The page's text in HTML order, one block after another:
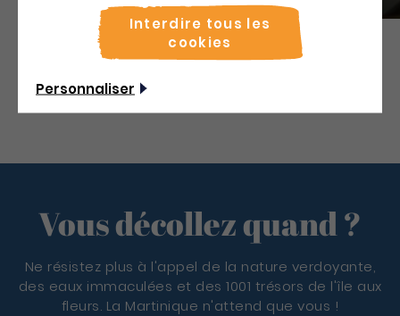
Découvrir
Vous décollez quand ?
Ne résistez plus à l'appel de la nature verdoyante,
des eaux immaculées et des 1001 trésors de l'île aux
fleurs. La Martinique n'attend que vous !
Interdire tous les
cookies
Personnaliser